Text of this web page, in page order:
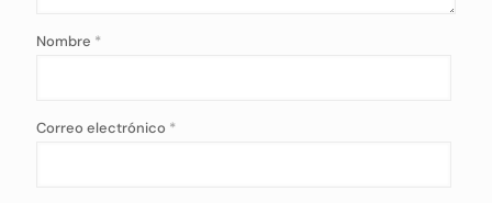
Nombre *
Correo electrónico *